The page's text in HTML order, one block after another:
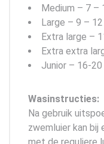
Medium – 7 –
Large – 9 –
Extra large –
Extra extra
Junior – 16-
Wasinstructies:
Na gebruik
zwemluier kan